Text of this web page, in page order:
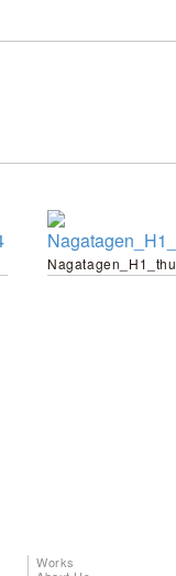
Nagatagen_H1_thu
Works